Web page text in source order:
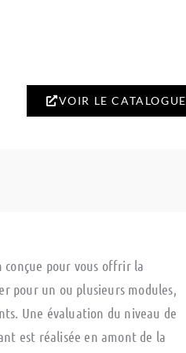
VOIR LE CATALOGUE
pour vous offrir la
pour un ou plusieurs modules,
Une évaluation du niveau de
est réalisée en amont de la